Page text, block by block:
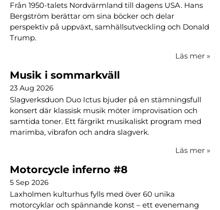
Från 1950-talets Nordvärmland till dagens USA. Hans
Bergström berättar om sina böcker och delar
perspektiv på uppväxt, samhällsutveckling och Donald
Trump.
Läs mer »
Musik i sommarkväll
23 Aug 2026
Slagverksduon Duo Ictus bjuder på en stämningsfull
konsert där klassisk musik möter improvisation och
samtida toner. Ett färgrikt musikaliskt program med
marimba, vibrafon och andra slagverk.
Läs mer »
Motorcycle inferno #8
5 Sep 2026
Laxholmen kulturhus fylls med över 60 unika
motorcyklar och spännande konst – ett evenemang